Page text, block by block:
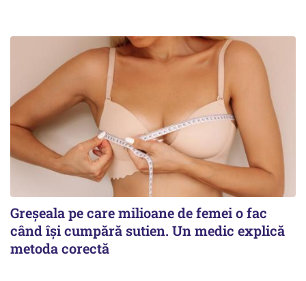
Greșeala pe care milioane de femei o fac
când își cumpără sutien. Un medic explică
metoda corectă